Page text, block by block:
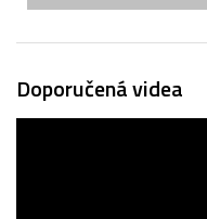
Doporučená videa